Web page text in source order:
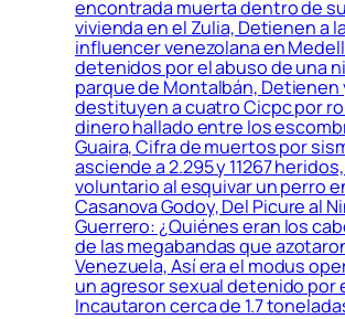
encontrada muerta dentro de su
vivienda en el Zulia, Detienen a la
influencer venezolana en
detenidos por el abuso de una
parque de Montalbán, Detienen
destituyen a cuatro Cicpc por
dinero hallado entre los
Guaira, Cifra de muertos por
asciende a 2.295 y 11267
voluntario al esquivar un perro
Casanova Godoy, Del Picure al
Guerrero: ¿Quiénes eran los
de las megabandas que
Venezuela, Así era el modus
un agresor sexual detenido por
Incautaron cerca de 1.7